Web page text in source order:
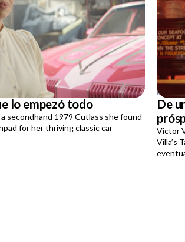
lo empezó todo
secondhand 1979 Cutlass she found
for her thriving classic car
MAY 14,
De
Victor
Villa’s